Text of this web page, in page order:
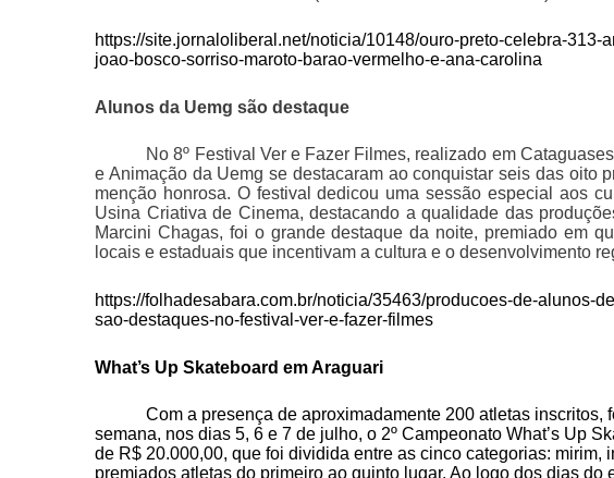
https://site.jornaloliberal.net/noticia/10148/ouro-preto-celebra-313-
joao-bosco-sorriso-maroto-barao-vermelho-e-ana-carolina
Alunos da Uemg são destaque
No 8º Festival Ver e Fazer Filmes, realizado em
e Animação da Uemg se destacaram ao conquistar seis das oito
menção honrosa. O festival dedicou uma sessão especial aos
Usina Criativa de Cinema, destacando a qualidade das
Marcini Chagas, foi o grande destaque da noite, premiado em
locais e estaduais que incentivam a cultura e o desenvolvimento
https://folhadesabara.com.br/noticia/35463/producoes-de-alunos-
sao-destaques-no-festival-ver-e-fazer-filmes
What’s Up Skateboard em Araguari
Com a presença de aproximadamente 200 atletas
semana, nos dias 5, 6 e 7 de julho, o 2º Campeonato What’s Up
de R$ 20.000,00, que foi dividida entre as cinco categorias:
premiados atletas do primeiro ao quinto lugar. Ao logo dos dias